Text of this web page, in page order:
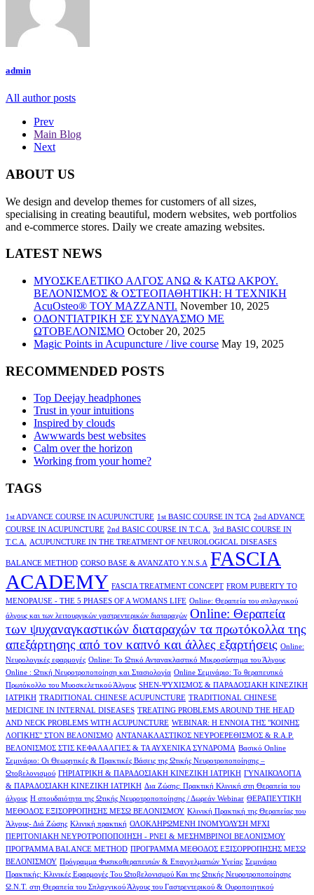
admin
All author posts
Prev
Main Blog
Next
ABOUT US
We design and develop themes for customers of all sizes,
specialising in creating beautiful, modern websites, web portfolios
and e-commerce stores. Daily we create amazing websites.
LATEST NEWS
ΜΥΟΣΚΕΛΕΤΙΚΟ ΑΛΓΟΣ ΑΝΩ & ΚΑΤΩ ΑΚΡΟΥ.
ΒΕΛΟΝΙΣΜΟΣ & ΟΣΤΕΟΠΑΘΗΤΙΚΗ: Η ΤΕΧΝΙΚΗ
AcuOsteo® ΤΟΥ MAZZANTI. November 10, 2025
ΟΔΟΝΤΙΑΤΡΙΚΗ ΣΕ ΣΥΝΔΥΑΣΜΟ ΜΕ
ΩΤΟΒΕΛΟΝΙΣΜΟ October 20, 2025
Magic Points in Acupuncture / live course May 19, 2025
RECOMMENDED POSTS
Top Deejay headphones
Trust in your intuitions
Inspired by clouds
Awwwards best websites
Calm over the horizon
Working from your home?
TAGS
1st ADVANCE COURSE IN ACUPUNCTURE 1st BASIC COURSE IN TCA 2nd ADVANCE
COURSE IN ACUPUNCTURE 2nd BASIC COURSE IN T.C.A.
3rd BASIC COURSE IN
T.C.A.
ACUPUNCTURE IN THE TREATMENT OF NEUROLOGICAL DISEASES
BALANCE METHOD CORSO BASE & AVANZATO Y.N.S.A FASCIA
ACADEMY FASCIA TREATMENT CONCEPT FROM PUBERTY TO
MENOPAUSE - THE 5 PHASES OF A WOMANS LIFE Online: Θεραπεία του σπλαχνικού
άλγους και των λειτουργικών γαστρεντερικών διαταραχών Online: Θεραπεία
των ψυχαναγκαστικών διαταραχών τα πρωτόκολλα της
απεξάρτησης από τον καπνό και άλλες εξαρτήσεις Online:
Νευρολογικές εφαρμογές Online: Το Ωτικό Αντανακλαστικό Μικροσύστημα του Άλγους
Online : Ωτική Νευροτροποποίηση και Στασιολογία Online Σεμινάριο: Το θεραπευτικό
Πρωτόκολλο του Μυοσκελετικού Άλγους SHEN-ΨΥΧΙΣΜΟΣ & ΠΑΡΑΔΟΣΙΑΚΗ ΚΙΝΕΖΙΚΗ
ΙΑΤΡΙΚΗ TRADITIONAL CHINESE ACUPUNCTURE TRADITIONAL CHINESE
MEDICINE IN INTERNAL DISEASES TREATING PROBLEMS AROUND THE HEAD
AND NECK PROBLEMS WITH ACUPUNCTURE WEBINAR: Η ΕΝΝΟΙΑ ΤΗΣ "ΚΟΙΝΗΣ
ΛΟΓΙΚΗΣ" ΣΤΟΝ ΒΕΛΟΝΙΣΜΟ ΑΝΤΑΝΑΚΛΑΣΤΙΚΟΣ ΝΕΥΡΟΕΡΕΘΙΣΜΟΣ & R.A.P.
ΒΕΛΟΝΙΣΜΟΣ ΣΤΙΣ ΚΕΦΑΛΑΛΓΙΕΣ & ΤΑ ΑΥΧΕΝΙΚΑ ΣΥΝΔΡΟΜΑ Βασικό Online
Σεμινάριο: Οι Θεωρητικές & Πρακτικές Βάσεις της Ωτικής Νευροτροποποίησης –
Ωτοβελονισμού ΓΗΡΙΑΤΡΙΚΗ & ΠΑΡΑΔΟΣΙΑΚΗ ΚΙΝΕΖΙΚΗ ΙΑΤΡΙΚΗ ΓΥΝΑΙΚΟΛΟΓΙΑ
& ΠΑΡΑΔΟΣΙΑΚΗ ΚΙΝΕΖΙΚΗ ΙΑΤΡΙΚΗ Δια Ζώσης: Πρακτική Κλινική στη Θεραπεία του
άλγους Η σπουδαιότητα της Ωτικής Νευροτροποποίησης / Δωρεάν Webinar ΘΕΡΑΠΕΥΤΙΚΗ
ΜΕΘΟΔΟΣ ΕΞΙΣΟΡΡΟΠΗΣΗΣ ΜΕΣΩ ΒΕΛΟΝΙΣΜΟΥ Κλινική Πρακτική της Θεραπείας του
Άλγους- Διά Ζώσης Κλινική πρακτική ΟΛΟΚΛΗΡΩΜΕΝΗ ΙΝΟΜΥΟΛΥΣΗ MFXI
ΠΕΡΙΤΟΝΙΑΚΗ ΝΕΥΡΟΤΡΟΠΟΠΟΙΗΣΗ - PNEI & ΜΕΣΗΜΒΡΙΝΟI ΒΕΛΟΝΙΣΜΟΥ
ΠΡΟΓΡΑΜΜΑ BALANCE METHOD ΠΡΟΓΡΑΜΜΑ ΜΕΘΟΔΟΣ ΕΞΙΣΟΡΡΟΠΗΣΗΣ ΜΕΣΩ
ΒΕΛΟΝΙΣΜΟΥ Πρόγραμμα Φυσικοθεραπευτών & Επαγγελματιών Υγείας Σεμινάριο
Πρακτικής: Κλινικές Εφαρμογές Του Ωτοβελονισμού Και της Ωτικής Νευροτροποποίησης
Ω.Ν.Τ. στη Θεραπεία του Σπλαχνικού Άλγους του Γαστρεντερικού & Ουροποιητικού